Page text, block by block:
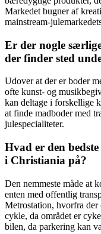
Markedet bugner af
mainstream-
Er der nogle
der finder sted
Udover at der er boder
ofte kunst- og
kan deltage i forskellige
at finde madboder med
julespecialiteter.
Hvad er den
i Christiania på?
Den nemmeste måde at
enten med offentlig
Metrostation, hvorfra
cykle, da området er
bilen, da parkering kan